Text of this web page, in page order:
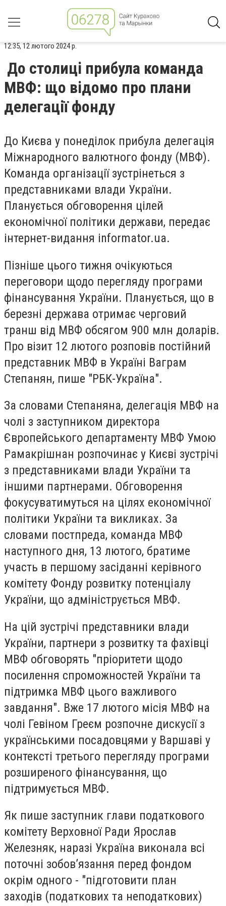
12:35, 12 лютого 2024 р.
До столиці прибула команда
МВФ: що відомо про плани
делегації фонду
До Києва у понеділок прибула делегація
Міжнародного валютного фонду (МВФ).
Команда організації зустрінеться з
представниками влади України.
Планується обговорення цілей
економічної політики держави, передає
інтернет-видання informator.ua.
Пізніше цього тижня очікуються
переговори щодо перегляду програми
фінансування України. Планується, що в
березні держава отримає черговий
транш від МВФ обсягом 900 млн доларів.
Про візит 12 лютого розповів постійний
представник МВФ в Україні Ваграм
Степанян, пише "РБК-Україна".
За словами Степаняна, делегація МВФ на
чолі з заступником директора
Європейського департаменту МВФ Умою
Рамакрішнан розпочинає у Києві зустрічі
з представниками влади України та
іншими партнерами. Обговорення
фокусуватимуться на цілях економічної
політики України та викликах. За
словами постпреда, команда МВФ
наступного дня, 13 лютого, братиме
участь в першому засіданні керівного
комітету Фонду розвитку потенціалу
України, що адмініструється МВФ.
На цій зустрічі представники влади
України, партнери з розвитку та фахівці
МВФ обговорять "пріоритети щодо
посилення спроможностей України та
підтримка МВФ цього важливого
завдання". Вже 17 лютого місія МВФ на
чолі Гевіном Греєм розпочне дискусії з
українськими посадовцями у Варшаві у
контексті третього перегляду програми
розширеного фінансування, що
підтримується МВФ.
Як пише заступник глави податкового
комітету Верховної Ради Ярослав
Железняк, наразі Україна виконала всі
поточні зобовʼязання перед фондом
окрім одного - "підготовити план
заходів (податкових та неподаткових)